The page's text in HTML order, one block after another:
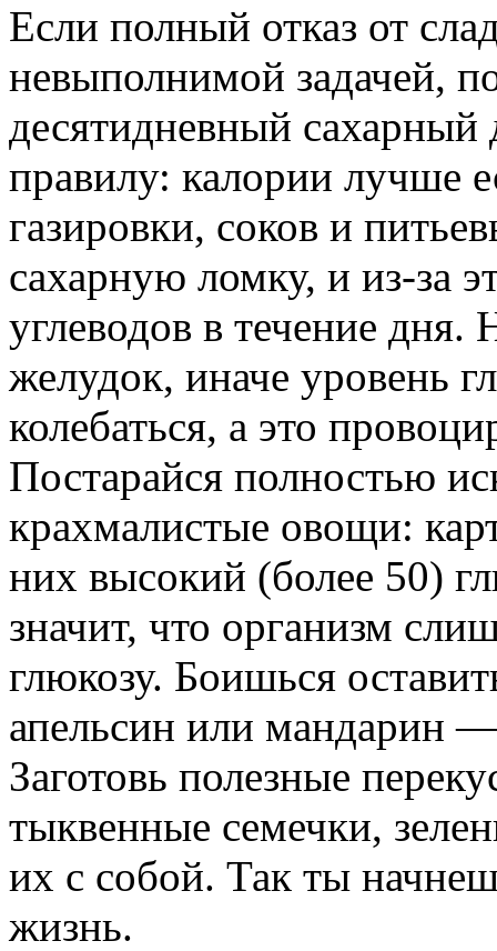
Если полный отказ от
невыполнимой задачей,
десятидневный сахарный
правилу: калории лучше
газировки, соков и
сахарную ломку, и из-за
углеводов в течение
желудок, иначе уровень
колебаться, а это
Постарайся полностью
крахмалистые овощи:
них высокий (более 50)
значит, что организм
глюкозу. Боишься
апельсин или мандарин
Заготовь полезные
тыквенные семечки,
их с собой. Так ты
жизнь.